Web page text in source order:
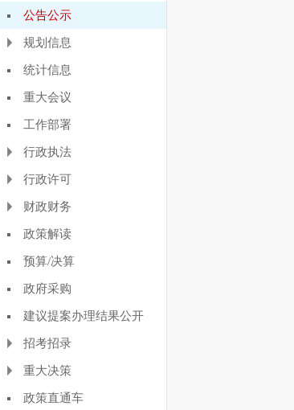
公告公示
规划信息
统计信息
重大会议
工作部署
行政执法
行政许可
财政财务
政策解读
预算/决算
政府采购
建议提案办理结果公开
招考招录
重大决策
政策直通车